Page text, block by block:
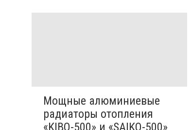
Мощные алюминиевые
радиаторы отопления
«KIBO-500» и «SAIKO-500»